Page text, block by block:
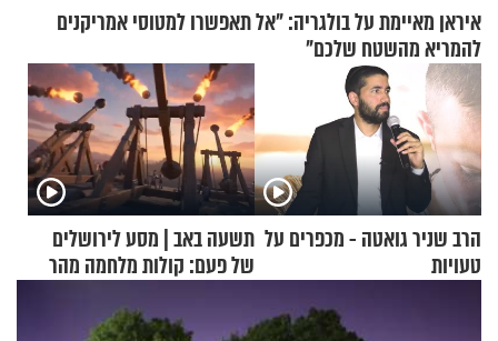
איראן מאיימת על בולגריה: "אל תאפשרו למטוסי אמריקנים
להמריא מהשטח שלכם"
הרב שניר גואטה - מכפרים על
טעויות
תשעה באב | מסע לירושלים
של פעם: קולות מלחמה מהר